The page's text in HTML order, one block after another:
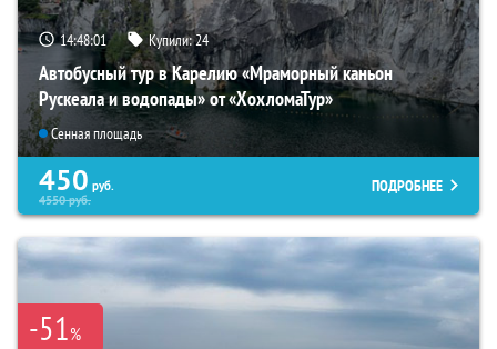
14:48:00 Купили:24
Автобусный тур в Карелию «Мраморный каньон
Рускеала и водопады» от «ХохломаТур»
Сенная площадь
450 руб.
4550руб.
ПОДРОБНЕЕ
-51%